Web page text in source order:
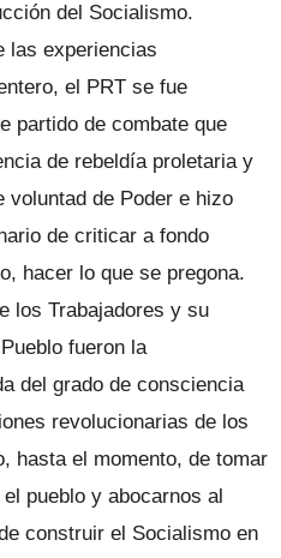
del Socialismo.
las experiencias
el PRT se fue
partido de combate que
de rebeldía proletaria y
voluntad de Poder e hizo
de criticar a fondo
hacer lo que se pregona.
los Trabajadores y su
fueron la
del grado de consciencia
revolucionarias de los
hasta el momento, de tomar
pueblo y abocarnos al
construir el Socialismo en